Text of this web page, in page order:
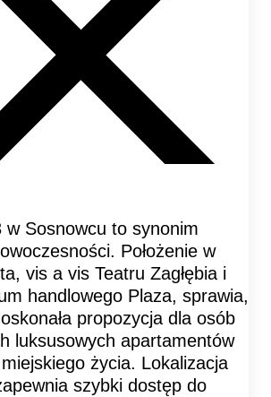
w Sosnowcu to synonim
Położenie w
vis a vis Teatru Zagłębia i
handlowego Plaza, sprawia,
propozycja dla osób
luksusowych apartamentów
życia. Lokalizacja
szybki dostęp do